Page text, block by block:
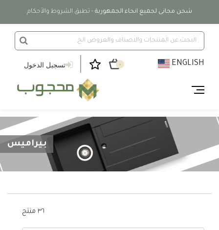
شحن مجانى لجميع انحاء الجمهورية - تطبق الشروط والأحكام
تسجيل الدخول ٠ ENGLISH
بيراميس
٣٦ منتج